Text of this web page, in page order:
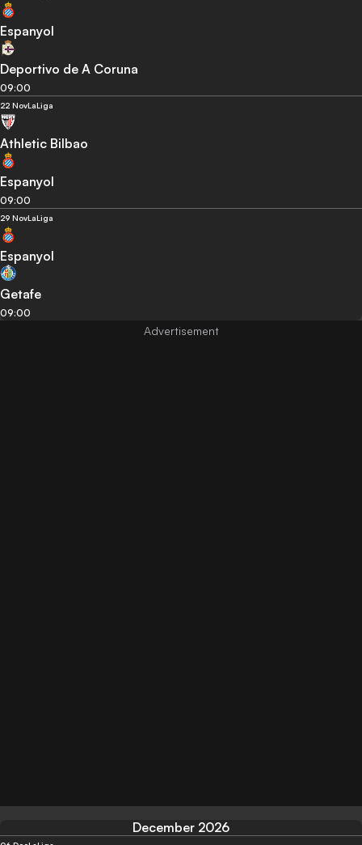
Espanyol
Deportivo de A Coruna
09:00
22 NovLaLiga
Athletic Bilbao
Espanyol
09:00
29 NovLaLiga
Espanyol
Getafe
09:00
December 2026